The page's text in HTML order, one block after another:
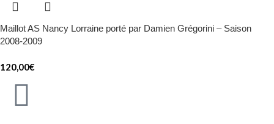
Maillot AS Nancy Lorraine porté par Damien Grégorini – Saison
2008-2009
120,00€